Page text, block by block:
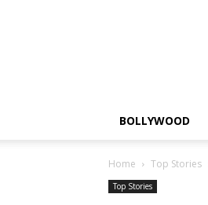
BOLLYWOOD
Home Top Stories
Top Stories